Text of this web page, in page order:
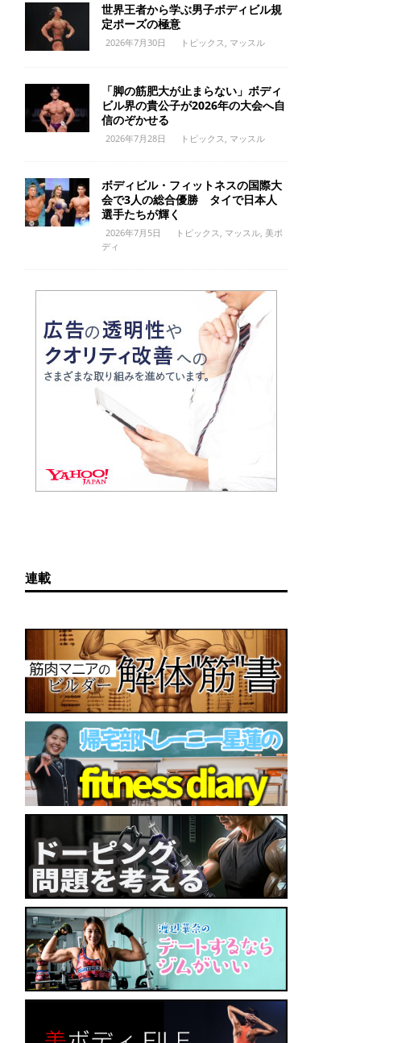
世界王者から学ぶ男子ボディビル規
定ポーズの極意
2026年7月30日 トピックス マッスル
「脚の筋肥大が止まらない」ボディ
ビル界の貴公子が2026年の大会へ自
信のぞかせる
2026年7月28日 トピックス マッスル
ボディビル・フィットネスの国際大
会で3人の総合優勝 タイで日本人
選手たちが輝く
2026年7月5日 トピックス マッスル, 美ボ
ディ
連載